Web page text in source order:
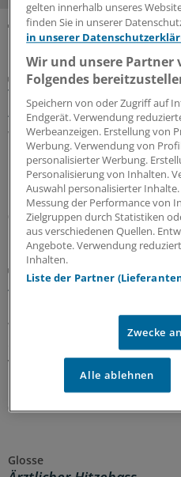
MEHR ZUM THEMA
Porträt
Traumberuf Arzt: Für die
Aleppo nach Osnabrück
Wenn sie den Arztkittel
und Yaman Shehabi kaum
Deshalb versorgen sie
Doch das ist längst nicht
08.08.2026
Sicherheit der Arzneitherapie
Anpassung der
Wann und wie genau sollte
einer Hitzewelle angepasst
von Medizinern entwickelt
Pflegekräften Orientierung
08.08.2026
Glosse
gelten innerhalb unseres
finden Sie in unserer
in unserer
Wir und unsere Partner
Folgendes
Speichern von oder Zugriff auf
Endgerät. Verwendung
Werbeanzeigen. Erstellung von
Werbung. Verwendung von
personalisierter Werbung.
Personalisierung von Inhalten.
Auswahl personalisierter
Messung der Performance von
Zielgruppen durch Statistiken
aus verschiedenen Quellen.
Angebote. Verwendung
Inhalten.
Liste der Partner
Zwecke
Alle ablehnen